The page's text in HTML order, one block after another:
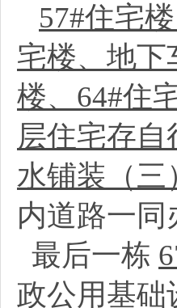
57#住宅
宅楼、地下
楼、64#住
层住宅存自
水铺装（三
内道路一
最后一栋
政公用基础